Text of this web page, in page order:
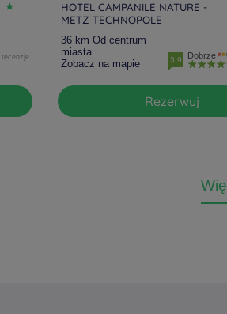
recenzje
HOTEL CAMPANILE NATURE -
METZ TECHNOPOLE
36 km Od centrum
miasta
Zobacz na mapie
3.9 Dobrze
Rezerwuj